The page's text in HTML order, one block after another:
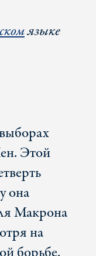
языке
Этой
она
Макрона
на